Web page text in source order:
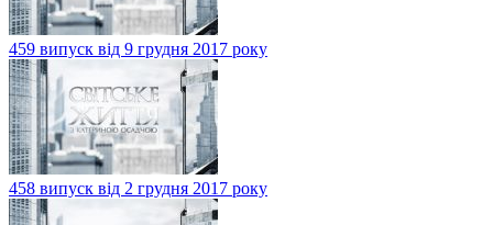
459 випуск від 9 грудня 2017 року
458 випуск від 2 грудня 2017 року